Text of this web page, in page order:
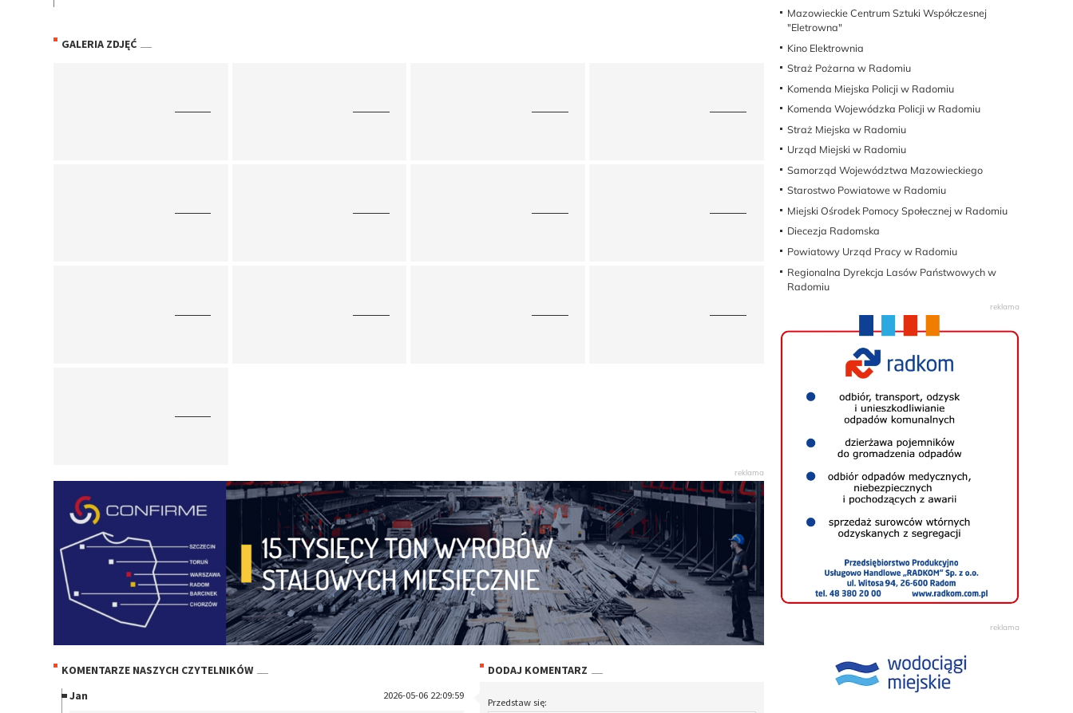
GALERIA ZDJĘĆ
KOMENTARZE NASZYCH CZYTELNIKÓW
Jan
2026-05-06 22:09:59
DODAJ KOMENTARZ
Przedstaw się:
Mazowieckie Centrum Sztuki Współczesnej
"Eletrowna"
Kino Elektrownia
Straż Pożarna w Radomiu
Komenda Miejska Policji w Radomiu
Komenda Wojewódzka Policji w Radomiu
Straż Miejska w Radomiu
Urząd Miejski w Radomiu
Samorząd Województwa Mazowieckiego
Starostwo Powiatowe w Radomiu
Miejski Ośrodek Pomocy Społecznej w Radomiu
Diecezja Radomska
Powiatowy Urząd Pracy w Radomiu
Regionalna Dyrekcja Lasów Państwowych w
Radomiu